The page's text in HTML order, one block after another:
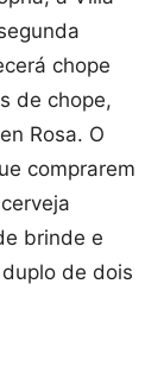
chope
de chope,
Rosa. O
comprarem
brinde e
de dois